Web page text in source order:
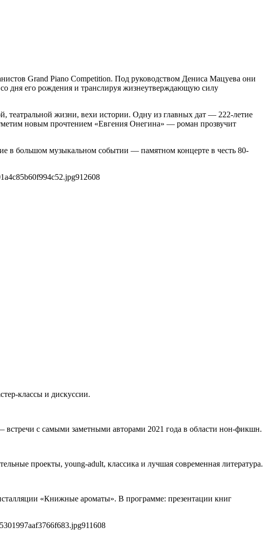
Grand Piano Competition. Под руководством Дениса Мацуева они
дня его рождения и транслируя жизнеутверждающую силу
театральной жизни, вехи истории. Одну из главных дат — 222-летие
новым прочтением «Евгения Онегина» — роман прозвучит
в большом музыкальном событии — памятном концерте в честь 80-
912608
классы и дискуссии.
встречи с самыми заметными авторами 2021 года в области нон-фикшн.
проекты, young-adult, классика и лучшая современная литература.
«Книжные ароматы». В программе: презентации книг
911608